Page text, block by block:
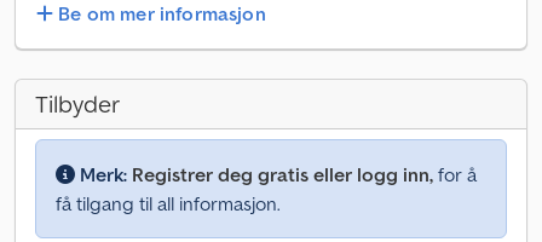
Be om mer informasjon
Tilbyder
Merk: Registrer deg gratis eller logg inn, for å
få tilgang til all informasjon.